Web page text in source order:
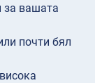
за вашата
почти бял